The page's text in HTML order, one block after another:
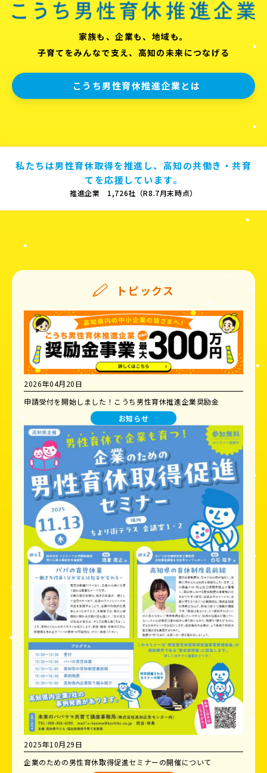
家族も、企業も、地域も。
子育てをみんなで支え、高知の未来につなげる
こうち男性育休推進企業とは
私たちは男性育休取得を推進し、高知の共働き・共育
てを応援しています。
推進企業 1,726社（R8.7月末時点）
トピックス
2026年04月20日
申請受付を開始しました！こうち男性育休推進企業奨励金
お知らせ
2025年10月29日
企業のための男性育休取得促進セミナーの開催について